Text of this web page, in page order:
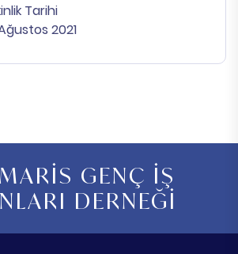
Tarihi
2021
GENÇ İŞ
DERNEĞİ